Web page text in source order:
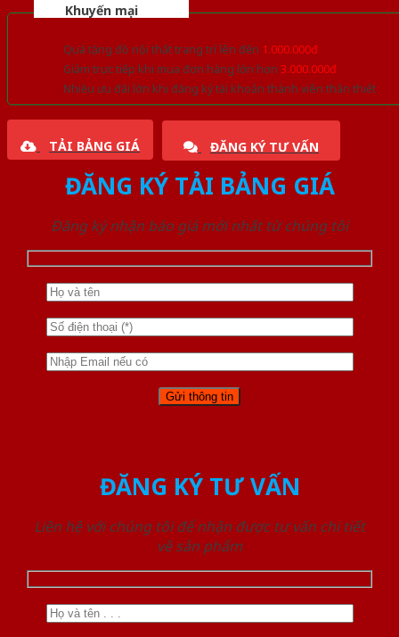
Khuyến mại
Quà tặng đồ nội thất trang trí lên đến 1.000.000đ
Giảm trực tiếp khi mua đơn hàng lớn hơn 3.000.000đ
Nhiều ưu đãi lớn khi đăng ký tài khoản thành viên thân thiết
TẢI BẢNG GIÁ ĐĂNG KÝ TƯ VẤN
ĐĂNG KÝ TẢI BẢNG GIÁ
Đăng ký nhận báo giá mới nhất từ chúng tôi
ĐĂNG KÝ TƯ VẤN
Liên hệ với chúng tôi để nhận được tư vấn chi tiết
về sản phẩm